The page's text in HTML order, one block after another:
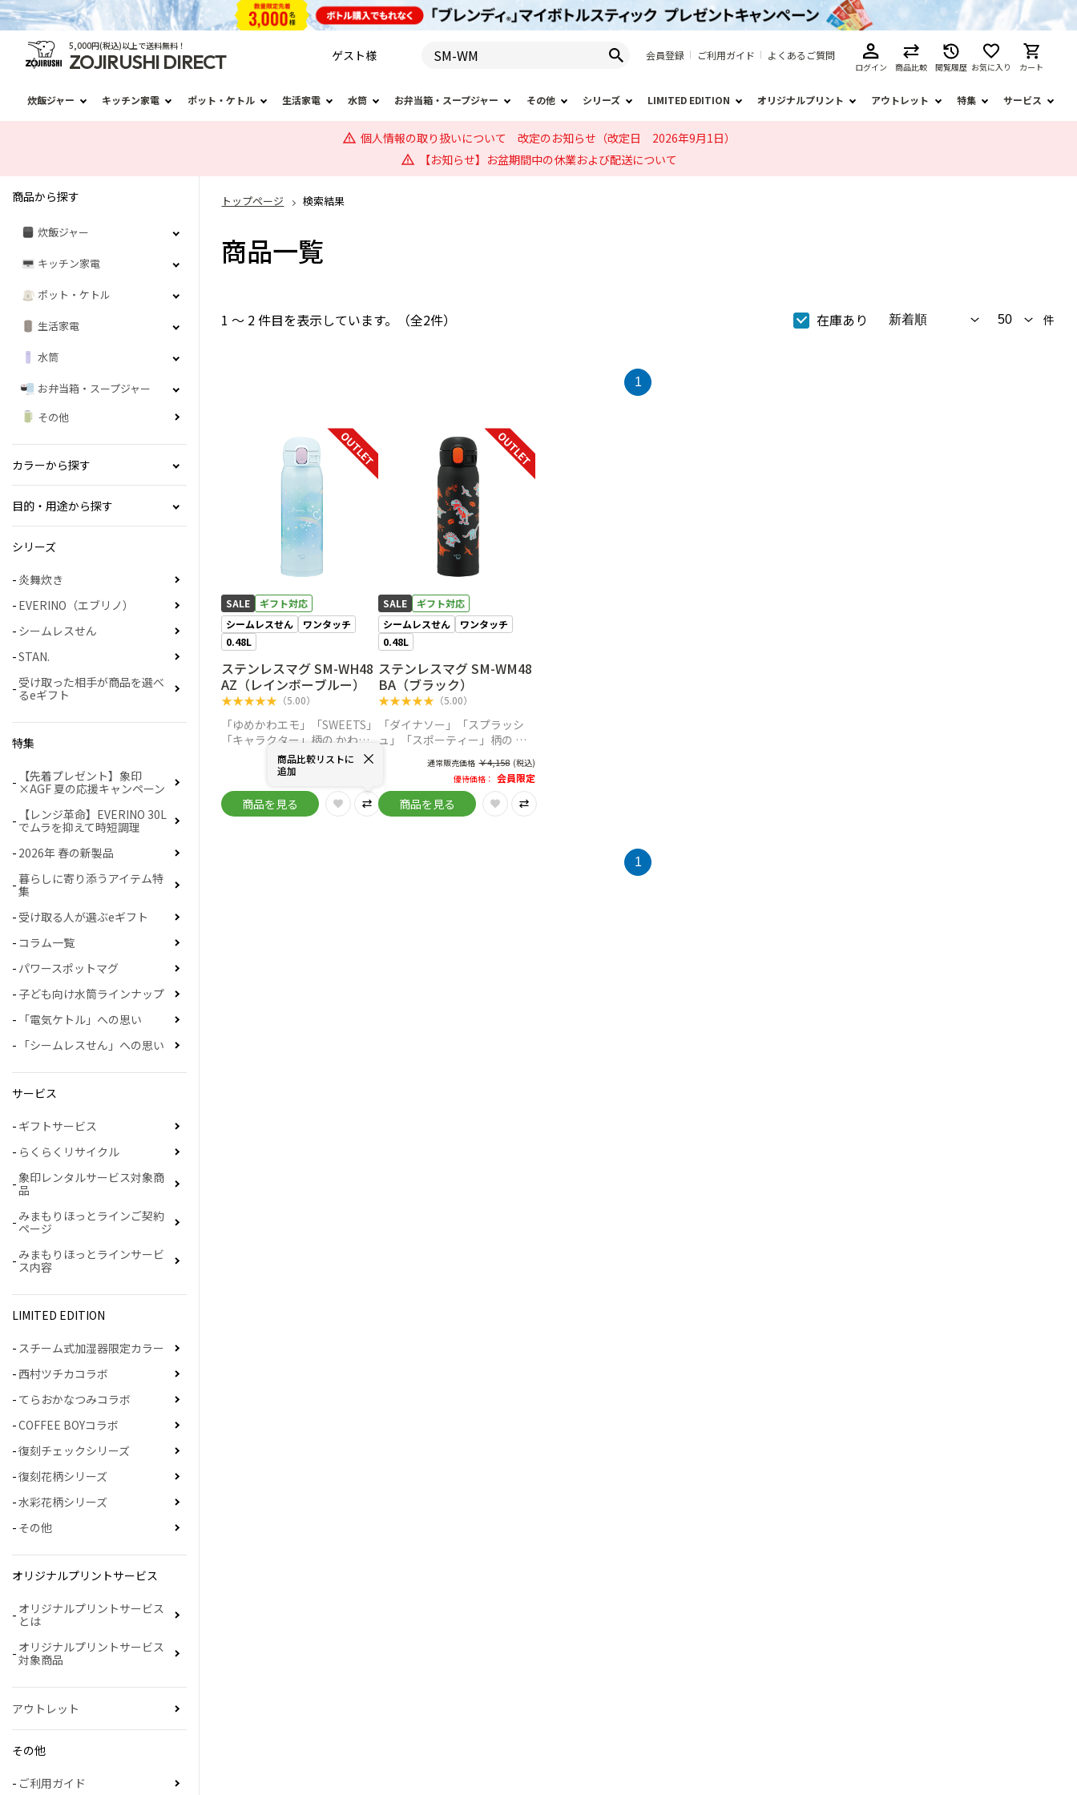
5,000円(税込)以上で送料無料！
ZOJIRUSHI DIRECT ゲスト様 会員登録 ご利用ガイド よくあるご質問
ログイン 商品比較 閲覧履歴 お気に入り カート
炊飯ジャー キッチン家電 ポット・ケトル 生活家電 水筒 お弁当箱・スープジャー その他 シリーズ LIMITED EDITION オリジナルプリント アウトレット 特集 サービス
個人情報の取り扱いについて 改定のお知らせ（改定日 2026年9月1日）
【お知らせ】お盆期間中の休業および配送について
トップページ 検索結果
商品一覧
1 ～ 2 件目を表示しています。（全2件） 在庫あり 件
1
OUTLET
SALE
ギフト対応
シームレスせん
ワンタッチ
0.48L
ステンレスマグ SM-WH48
AZ（レインボーブルー）
★★★★★ （5.00）
「ゆめかわエモ」「SWEETS」
「キャラクター」柄の かわい
いデザインで心にときめきを。
通常販売価格 ￥4,158
(税込)
商品を見る
商品比較リストに
追加
OUTLET
SALE
ギフト対応
シームレスせん
ワンタッチ
0.48L
ステンレスマグ SM-WM48
BA（ブラック）
★★★★★ （5.00）
「ダイナソー」「スプラッシ
ュ」「スポーティー」柄の か
っこいいデザインでスタイリッ
通常販売価格 ￥4,158 (税込)
優待価格： 会員限定
商品を見る
1
商品から探す
炊飯ジャー
キッチン家電
ポット・ケトル
生活家電
水筒
お弁当箱・スープジャー
その他
カラーから探す
目的・用途から探す
シリーズ
炎舞炊き
EVERINO（エブリノ）
シームレスせん
STAN.
受け取った相手が商品を選べ
るeギフト
特集
【先着プレゼント】象印
×AGF 夏の応援キャンペーン
【レンジ革命】EVERINO 30L
でムラを抑えて時短調理
2026年 春の新製品
暮らしに寄り添うアイテム特
集
受け取る人が選ぶeギフト
コラム一覧
パワースポットマグ
子ども向け水筒ラインナップ
「電気ケトル」への思い
「シームレスせん」への思い
サービス
ギフトサービス
らくらくリサイクル
象印レンタルサービス対象商
品
みまもりほっとラインご契約
ページ
みまもりほっとラインサービ
ス内容
LIMITED EDITION
スチーム式加湿器限定カラー
西村ツチカコラボ
てらおかなつみコラボ
COFFEE BOYコラボ
復刻チェックシリーズ
復刻花柄シリーズ
水彩花柄シリーズ
その他
オリジナルプリントサービス
オリジナルプリントサービス
とは
オリジナルプリントサービス
対象商品
アウトレット
その他
ご利用ガイド